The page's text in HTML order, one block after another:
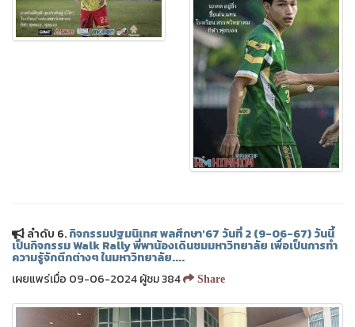
ลำดับ 6.กิจกรรมปฐมนิเทศ พลศึกษา'67 วันที่ 2 (9-06-67) วันนี้
เป็นกิจกรรม Walk Rally พี่พาน้องเดินชมมหาวิทยาลัย เพื่อเป็นการทำ
ความรูัจักตึกต่างๆ ในมหาวิทยาลัย....
เผยแพร่เมื่อ 09-06-2024 ผู้ชม 384
Share